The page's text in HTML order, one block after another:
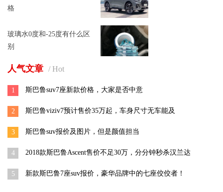
格
玻璃水0度和-25度有什么区
别
人气文章 / Hot
1 斯巴鲁suv7座新款价格，大家是否中意
2 斯巴鲁viziv7预计售价35万起，车身尺寸无车能及
3 斯巴鲁suv报价及图片，但是颜值担当
4 2018款斯巴鲁Ascent售价不足30万，分分钟秒杀汉兰达
5 新款斯巴鲁7座suv报价，豪华品牌中的七座佼佼者！